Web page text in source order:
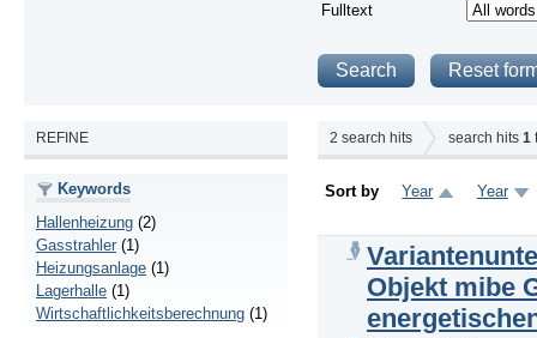
Fulltext
REFINE
Keywords
Hallenheizung (2)
Gasstrahler (1)
Heizungsanlage (1)
Lagerhalle (1)
Wirtschaftlichkeitsberechnung (1)
2 search hits search hits 1
Sort by Year Year
Objekt mibe